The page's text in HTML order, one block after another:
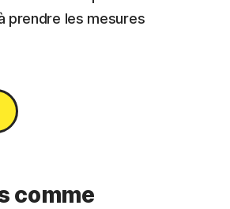
prendre les mesures
comme